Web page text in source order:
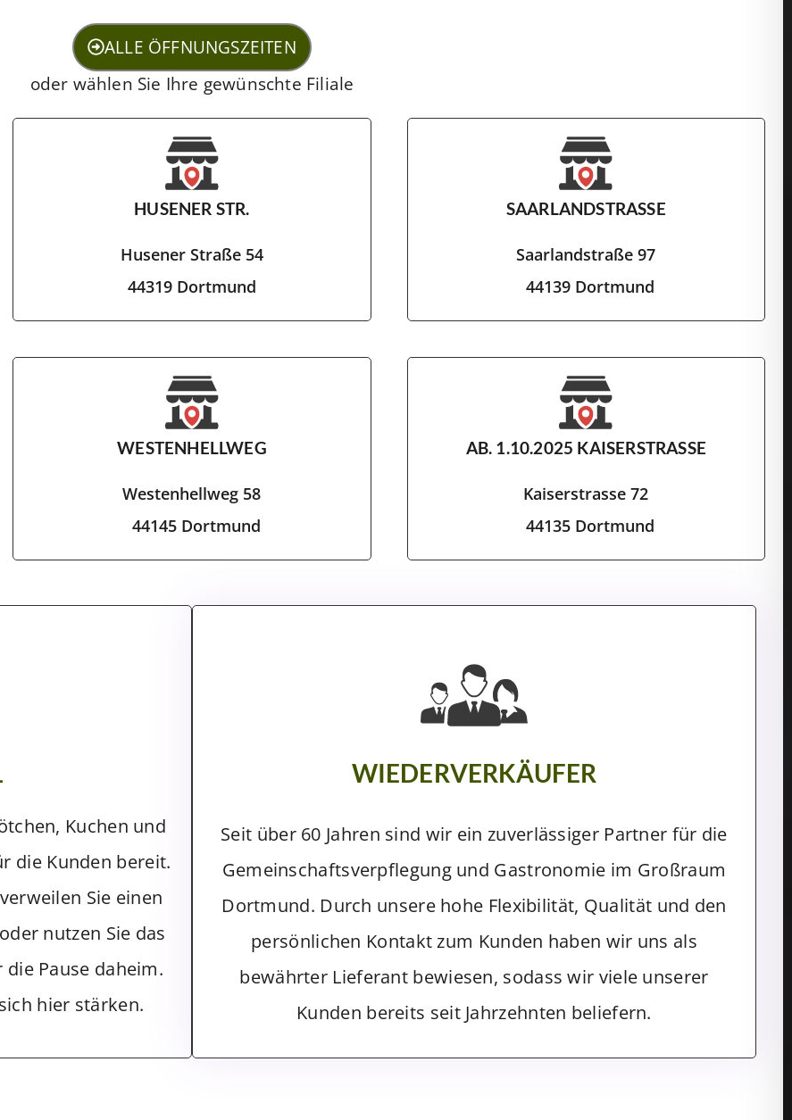
ALLE ÖFFNUNGSZEITEN
oder wählen Sie Ihre gewünschte Filiale
HUSENER STR.
Husener Straße 54
44319 Dortmund
SAARLANDSTRASSE
Saarlandstraße 97
44139 Dortmund
WESTENHELLWEG
Westenhellweg 58
44145 Dortmund
AB. 1.10.2025 KAISERSTRASSE
Kaiserstrasse 72
44135 Dortmund
Kuchen und
die Kunden bereit.
Sie einen
nutzen Sie das
Pause daheim.
hier stärken.
WIEDERVERKÄUFER
Seit über 60 Jahren sind wir ein zuverlässiger Partner für die
Gemeinschaftsverpflegung und Gastronomie im Großraum
Dortmund. Durch unsere hohe Flexibilität, Qualität und den
persönlichen Kontakt zum Kunden haben wir uns als
bewährter Lieferant bewiesen, sodass wir viele unserer
Kunden bereits seit Jahrzehnten beliefern.